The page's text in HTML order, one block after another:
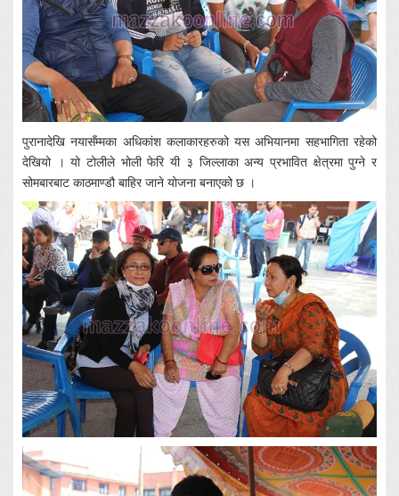
पुरानादेखि नयासँम्मका अधिकांश कलाकारहरुको यस अभियानमा सहभागिता रहेको
देखियो । यो टोलीले भोली फेरि यी ३ जिल्लाका अन्य प्रभावित क्षेत्रमा पुग्ने र
सोमबारबाट काठमाण्डौ बाहिर जाने योजना बनाएको छ ।